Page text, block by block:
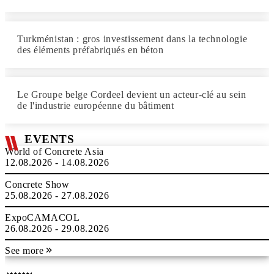
Turkménistan : gros investissement dans la technologie
des éléments préfabriqués en béton
Le Groupe belge Cordeel devient un acteur-clé au sein
de l'industrie européenne du bâtiment
EVENTS
World of Concrete Asia
12.08.2026 - 14.08.2026
Concrete Show
25.08.2026 - 27.08.2026
ExpoCAMACOL
26.08.2026 - 29.08.2026
See more